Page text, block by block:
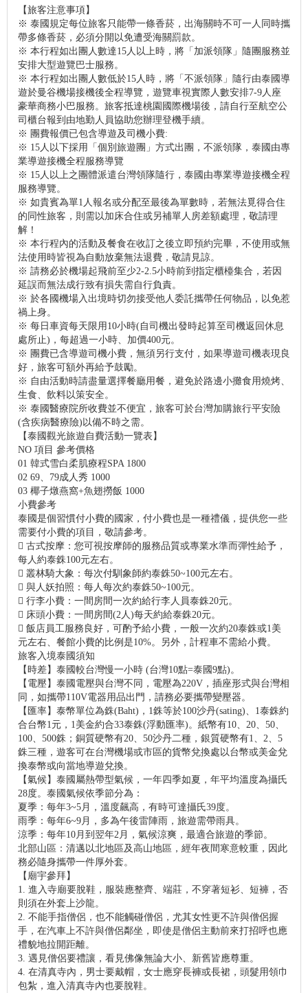
【旅客注意事項】
※ 泰國規定每位旅客只能帶一條香菸，出海關時不可一人同時攜
帶多條香菸，必須分開以免遭受海關罰款。
※ 本行程如出團人數達15人以上時，將「加派領隊」隨團服務並
安排大型遊覽巴士服務。
※ 本行程如出團人數低於15人時，將「不派領隊」隨行由泰國導
遊於曼谷機場接機後全程導覽，遊覽車視實際人數安排7-9人座
豪華商務小巴服務。旅客抵達桃園國際機場後，請自行至航空公
司櫃台報到由地勤人員協助您辦理登機手續。
※ 團費報價已包含導遊及司機小費:
※ 15人以下採用「個別旅遊團」方式出團，不派領隊，泰國由專
業導遊接機全程服務導覽
※ 15人以上之團體派遣台灣領隊隨行，泰國由專業導遊接機全程
服務導覽。
※ 如貴賓為單1人報名或分配至最後為單數時，若無法覓得合住
的同性旅客，則需以加床合住或另補單人房差額處理，敬請理
解！
※ 本行程內的活動及餐食在收訂之後立即預約完畢，不使用或無
法使用時皆視為自動放棄無法退費，敬請見諒。
※ 請務必於機場起飛前至少2-2.5小時前到指定櫃檯集合，若因
延誤而無法成行致有損失需自行負責。
※ 於各國機場入出境時切勿接受他人委託攜帶任何物品，以免惹
禍上身。
※ 每日車資每天限用10小時(自司機出發時起算至司機返回休息
處所止)，每超過一小時、加價400元。
※ 團費已含導遊司機小費，無須另行支付，如果導遊司機表現良
好，旅客可額外再給予鼓勵。
※ 自由活動時請盡量選擇餐廳用餐，避免於路邊小攤食用燒烤、
生食、飲料以策安全。
※ 泰國醫療院所收費並不便宜，旅客可於台灣加購旅行平安險
(含疾病醫療險)以備不時之需。
【泰國觀光旅遊自費活動一覽表】
NO 項目 參考價格
01 韓式雪白柔肌療程SPA 1800
02 69、79成人秀 1000
03 椰子燉燕窩+魚翅撈飯 1000
小費參考
泰國是個習慣付小費的國家，付小費也是一種禮儀，提供您一些
需要付小費的項目，敬請參考。
 古式按摩：您可視按摩師的服務品質或專業水準而彈性給予，
每人約泰銖100元左右。
 叢林騎大象：每次付馴象師約泰銖50~100元左右。
 與人妖拍照：每人每次約泰銖50~100元。
 行李小費：一間房間一次約給行李人員泰銖20元。
 床頭小費：一間房間(2人)每天約給泰銖20元。
 飯店員工服務良好，可酌予給小費，一般一次約20泰銖或1美
元左右、餐館小費的比例是10%。另外，計程車不需給小費。
旅客入境泰國須知
【時差】泰國較台灣慢一小時 (台灣10點=泰國9點)。
【電壓】泰國電壓與台灣不同，電壓為220V，插座形式與台灣相
同，如攜帶110V電器用品出門，請務必要攜帶變壓器。
【匯率】泰幣單位為銖(Baht)，1銖等於100沙丹(sating)、1泰銖約
合台幣1元，1美金約合33泰銖(浮動匯率)。紙幣有10、20、50、
100、500銖；銅質硬幣有20、50沙丹二種，銀質硬幣有1、2、5
銖三種，遊客可在台灣機場或市區的貨幣兌換處以台幣或美金兌
換泰幣或向當地導遊兌換。
【氣候】泰國屬熱帶型氣候，一年四季如夏，年平均溫度為攝氏
28度。泰國氣候依季節分為：
夏季：每年3~5月，溫度飆高，有時可達攝氏39度。
雨季：每年6~9月，多為午後雷陣雨，旅遊需帶雨具。
涼季：每年10月到翌年2月，氣候涼爽，最適合旅遊的季節。
北部山區：清邁以北地區及高山地區，經年夜間寒意較重，因此
務必隨身攜帶一件厚外套。
【廟宇參拜】
1. 進入寺廟要脫鞋，服裝應整齊、端莊，不穿著短衫、短褲，否
則須在外套上沙龍。
2. 不能手指僧侶，也不能觸碰僧侶，尤其女性更不許與僧侶握
手，在汽車上不許與僧侶鄰坐，即使是僧侶主動前來打招呼也應
禮貌地拉開距離。
3. 遇見僧侶要禮讓，看見佛像無論大小、新舊皆應尊重。
4. 在清真寺內，男士要戴帽，女士應穿長褲或長裙，頭髮用領巾
包紮，進入清真寺內也要脫鞋。